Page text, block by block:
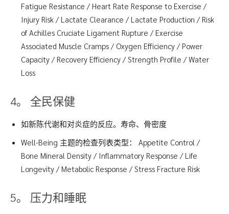
Fatigue Resistance / Heart Rate Response to Exercise /
Injury Risk / Lactate Clearance / Lactate Production / Risk
of Achilles Cruciate Ligament Rupture / Exercise
Associated Muscle Cramps / Oxygen Efficiency / Power
Capacity / Recovery Efficiency / Strength Profile / Water
Loss
4。 全民保健
如新陈代谢和对炎症的反应。寿命、骨密度
Well-Being 主题的检查列表类型： Appetite Control /
Bone Mineral Density / Inflammatory Response / Life
Longevity / Metabolic Response / Stress Fracture Risk
5。 压力和睡眠